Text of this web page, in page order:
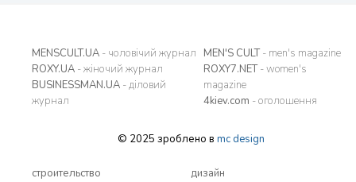
MENSCULT.UA - чоловічий журнал
ROXY.UA - жіночий журнал
BUSINESSMAN.UA - діловий
журнал
MEN'S CULT- men's magazine
ROXY7.NET- women's
magazine
4kiev.com - оголошення
© 2025 зроблено в mc design
строительство
дизайн